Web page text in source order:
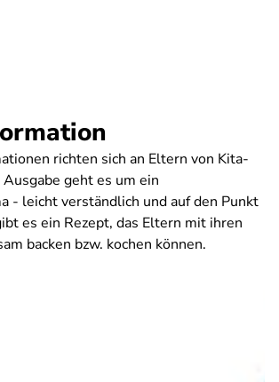
richten sich an Eltern von Kita-
geht es um ein
- leicht verständlich und auf den Punkt
es ein Rezept, das Eltern mit ihren
backen bzw. kochen können.